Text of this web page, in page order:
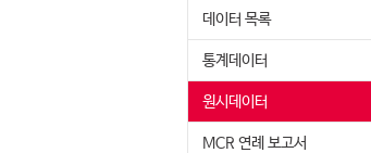
데이터 목록
통계데이터
원시데이터
MCR 연례 보고서